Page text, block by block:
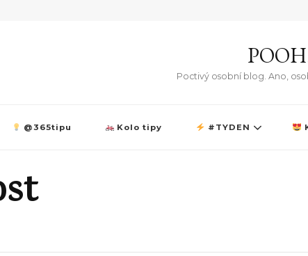
Poctivý osobní blog. Ano,
@365tipu Kolo tipy #TYDEN